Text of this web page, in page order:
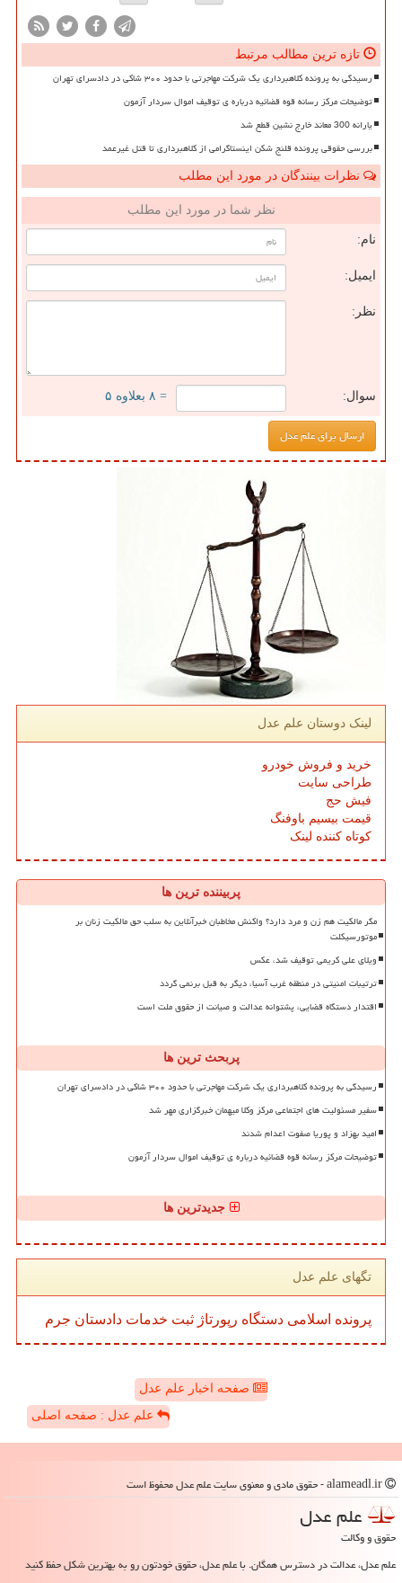
تازه ترین مطالب مرتبط
رسیدگی به پرونده کلاهبرداری یک شرکت مهاجرتی با حدود ۳۰۰ شاکی در دادسرای تهران
توضیحات مرکز رسانه قوه قضائیه درباره ی توقیف اموال سردار آزمون
یارانه 300 معاند خارج نشین قطع شد
بررسی حقوقی پرونده قلنج شکن اینستاگرامی از کلاهبرداری تا قتل غیرعمد
نظرات بینندگان در مورد این مطلب
نظر شما در مورد این مطلب
نام:
ایمیل:
نظر:
سوال: = ۸ بعلاوه ۵
لینک دوستان علم عدل
خرید و فروش خودرو
طراحی سایت
فیش حج
قیمت بیسیم باوفنگ
کوتاه کننده لینک
پربیننده ترین ها
مگر مالکیت هم زن و مرد دارد؟ واکنش مخاطبان خبرآنلاین به سلب حق مالکیت زنان بر
موتورسیکلت
ویلای علی کریمی توقیف شد، عکس
ترتیبات امنیتی در منطقه غرب آسیا، دیگر به قبل برنمی گردد
اقتدار دستگاه قضایی، پشتوانه عدالت و صیانت از حقوق ملت است
پربحث ترین ها
رسیدگی به پرونده کلاهبرداری یک شرکت مهاجرتی با حدود ۳۰۰ شاکی در دادسرای تهران
سفیر مسئولیت های اجتماعی مرکز وکلا میهمان خبرگزاری مهر شد
امید بهزاد و پوریا صفوت اعدام شدند
توضیحات مرکز رسانه قوه قضائیه درباره ی توقیف اموال سردار آزمون
جدیدترین ها
تگهای علم عدل
پرونده اسلامی دستگاه رپورتاژ ثبت خدمات دادستان جرم
صفحه اخبار علم عدل
علم عدل : صفحه اصلی
علم عدل
حقوق و وکالت
علم عدل، عدالت در دسترس همگان. با علم عدل، حقوق خودتون رو به بهترین شکل حفظ کنید